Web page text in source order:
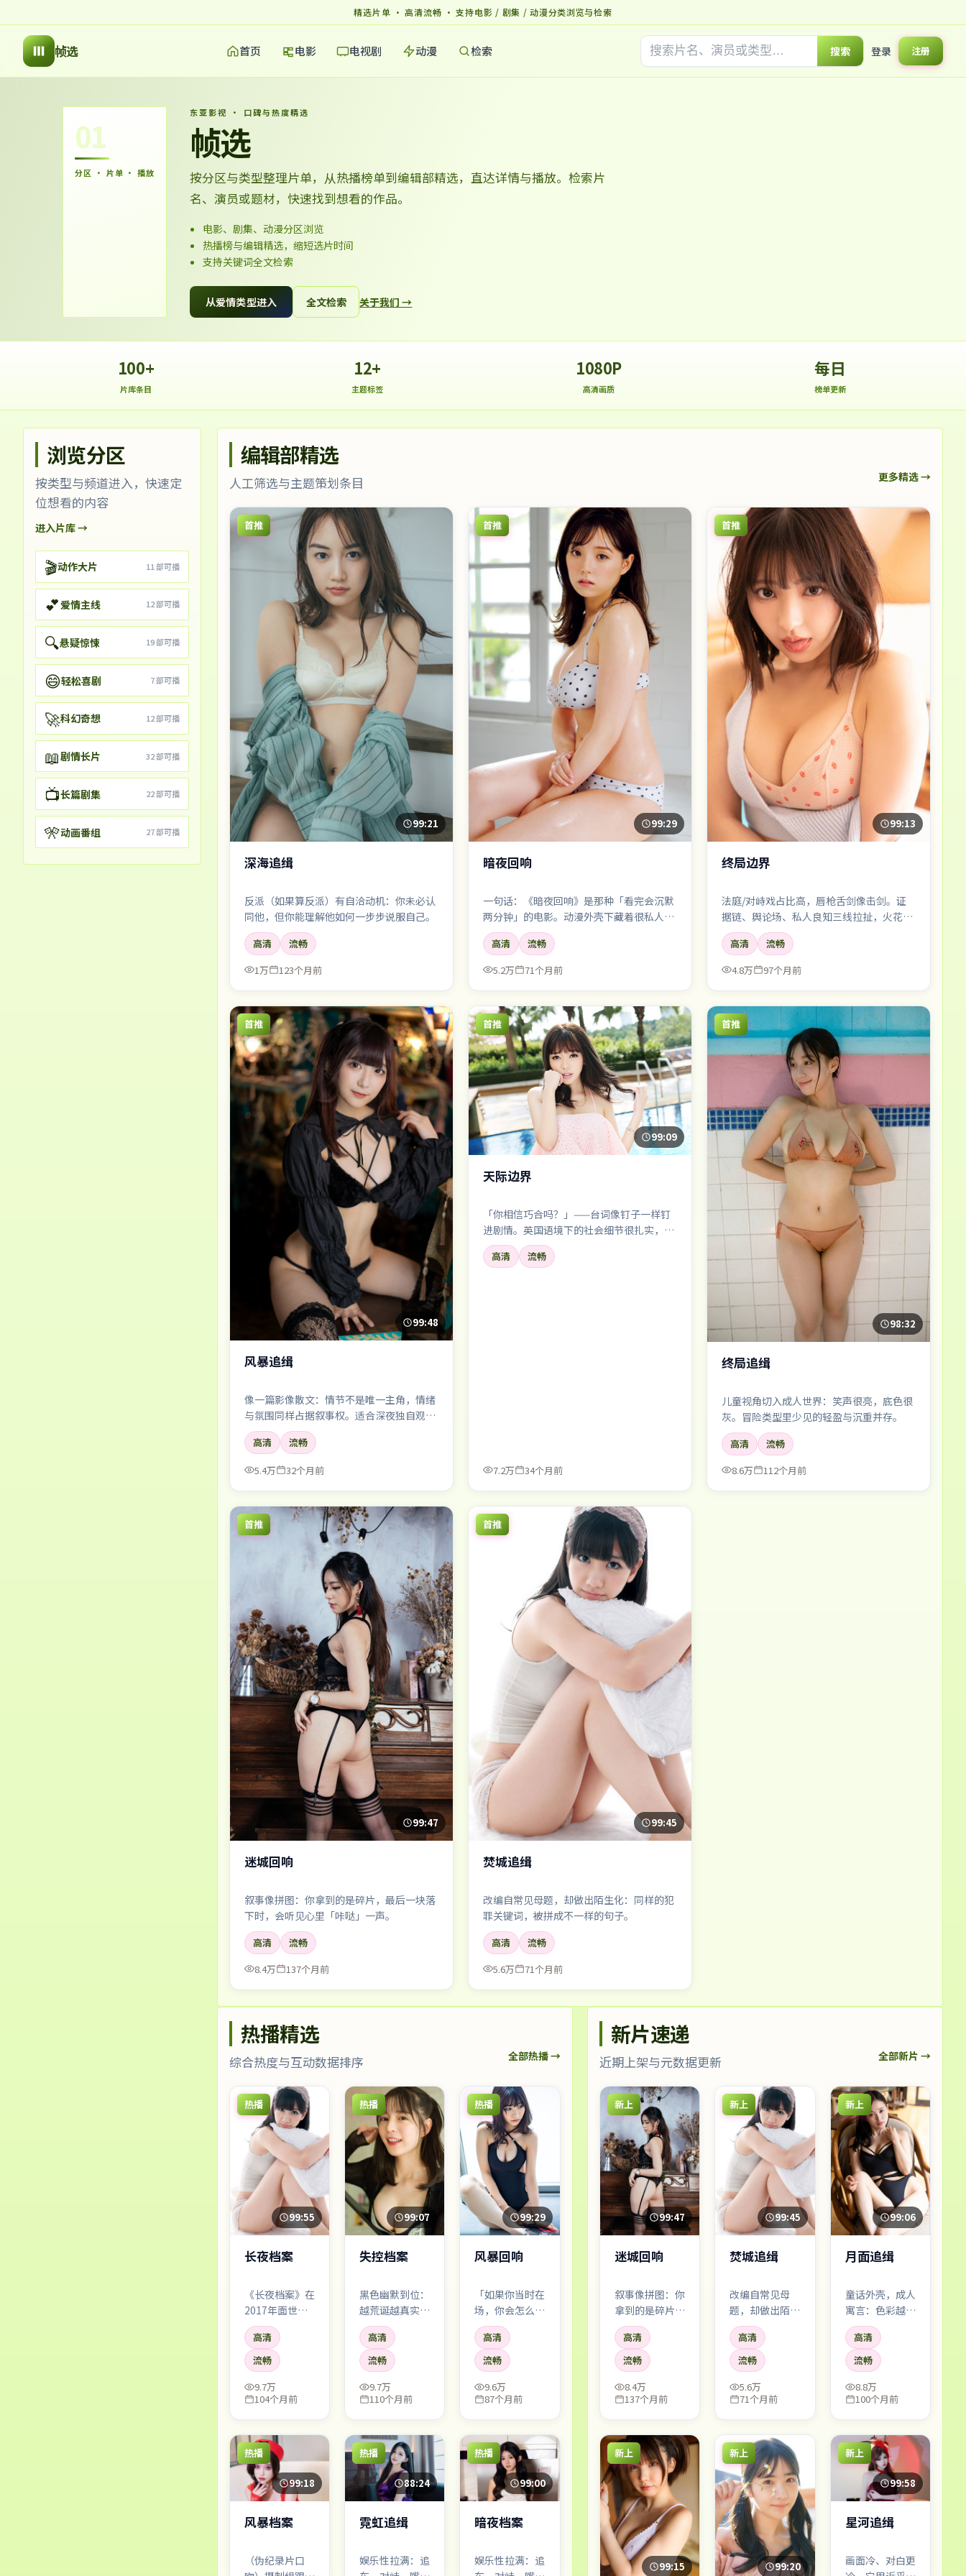
精选片单 · 高清流畅 · 支持电影 / 剧集 / 动漫分类浏览与检索
帧选 首页 电影 电视剧 动漫 检索 搜索 登录 注册
01
分区 · 片单 · 播放
东亚影视 · 口碑与热度精选
帧选
按分区与类型整理片单，从热播榜单到编辑部精选，直达详情与播放。检索片
名、演员或题材，快速找到想看的作品。
电影、剧集、动漫分区浏览
热播榜与编辑精选，缩短选片时间
支持关键词全文检索
从爱情类型进入 全文检索 关于我们 →
100+
片库条目
12+
主题标签
1080P
高清画质
每日
榜单更新
浏览分区
按类型与频道进入，快速定
位想看的内容
进入片库 →
🎬动作大片 11部可播
💕爱情主线 12部可播
🔍悬疑惊悚 19部可播
😄轻松喜剧 7部可播
🚀科幻奇想 12部可播
📖剧情长片 32部可播
📺长篇剧集 22部可播
🎌动画番组 27部可播
编辑部精选
人工筛选与主题策划条目 更多精选 →
首推
99:21
深海追缉
反派（如果算反派）有自洽动机：你未必认
同他，但你能理解他如何一步步说服自己。
高清
流畅
1万
123个月前
首推
99:29
暗夜回响
一句话：《暗夜回响》是那种「看完会沉默
两分钟」的电影。动漫外壳下藏着很私人的
疼痛，易烊千玺的眼神戏尤其要命。
高清
流畅
5.2万
71个月前
首推
99:13
终局边界
法庭/对峙戏占比高，唇枪舌剑像击剑。证
据链、舆论场、私人良知三线拉扯，火花四
溅。
高清
流畅
4.8万
97个月前
首推
99:48
风暴追缉
像一篇影像散文：情节不是唯一主角，情绪
与氛围同样占据叙事权。适合深夜独自观
看。
高清 流畅
5.4万 32个月前
首推
99:09
天际边界
「你相信巧合吗？」——台词像钉子一样钉
进剧情。英国语境下的社会细节很扎实，配
角也不是工具人。
高清 流畅
7.2万 34个月前
首推
98:32
终局追缉
儿童视角切入成人世界：笑声很亮，底色很
灰。冒险类型里少见的轻盈与沉重并存。
高清
流畅
8.6万
112个月前
首推
99:47
迷城回响
叙事像拼图：你拿到的是碎片，最后一块落
下时，会听见心里「咔哒」一声。
高清
流畅
8.4万
137个月前
首推
99:45
焚城追缉
改编自常见母题，却做出陌生化：同样的犯
罪关键词，被拼成不一样的句子。
高清
流畅
5.6万
71个月前
热播精选
综合热度与互动数据排序 全部热播 →
热播
99:55
长夜档案
《长夜档案》在
2017年面世，
科幻类型与韩国
叙事土壤相遇。
它不保证让所有
人满意，但几乎
保证让你记住一
两个镜头、一两
场后心里那点挥
之不去的回声。
高清
流畅
9.7万
104个月前
热播
99:07
失控档案
黑色幽默到位：
越荒诞越真实。
你会笑，笑完又
觉得自己不该笑
——这种别扭感
很珍贵。
高清
流畅
9.7万
110个月前
热播
99:29
风暴回响
「如果你当时在
场，你会怎么
做？」——影片
不断把问题抛给
观众，却不急着
给标准答案。
高清
流畅
9.6万
87个月前
热播
99:18
风暴档案
（伪纪录片口
热播
88:24
霓虹追缉
娱乐性拉满：追
热播
99:00
暗夜档案
娱乐性拉满：追
新片速递
近期上架与元数据更新 全部新片 →
新上
99:47
迷城回响
叙事像拼图：你
拿到的是碎片，
最后一块落下
时，会听见心里
「咔哒」一声。
高清
流畅
8.4万
137个月前
新上
99:45
焚城追缉
改编自常见母
题，却做出陌生
化：同样的犯罪
关键词，被拼成
不一样的句子。
高清
流畅
5.6万
71个月前
新上
99:06
月面追缉
童话外壳，成人
寓言：色彩越
亮，越显得阴影
锋利。适合带孩
子看，但大人可
能读到的更多。
高清
流畅
8.8万
100个月前
新上
99:15
新上
99:20
新上
99:58
星河追缉
画面冷、对白更